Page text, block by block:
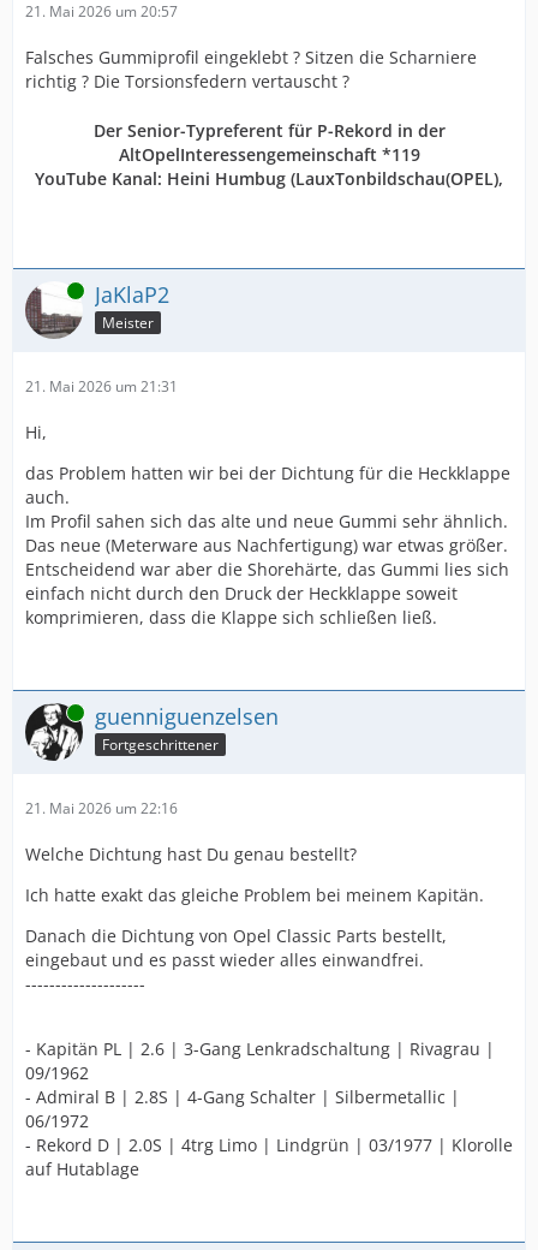
21. Mai 2026 um 20:57
Falsches Gummiprofil eingeklebt ? Sitzen die Scharniere
richtig ? Die Torsionsfedern vertauscht ?
Der Senior-Typreferent für P-Rekord in der
AltOpelInteressengemeinschaft *119
YouTube Kanal: Heini Humbug (LauxTonbildschau(OPEL),
Online JaKlaP2
Meister
21. Mai 2026 um 21:31
Hi,
das Problem hatten wir bei der Dichtung für die Heckklappe
auch.
Im Profil sahen sich das alte und neue Gummi sehr ähnlich.
Das neue (Meterware aus Nachfertigung) war etwas größer.
Entscheidend war aber die Shorehärte, das Gummi lies sich
einfach nicht durch den Druck der Heckklappe soweit
komprimieren, dass die Klappe sich schließen ließ.
Online guenniguenzelsen
Fortgeschrittener
21. Mai 2026 um 22:16
Welche Dichtung hast Du genau bestellt?
Ich hatte exakt das gleiche Problem bei meinem Kapitän.
Danach die Dichtung von Opel Classic Parts bestellt,
eingebaut und es passt wieder alles einwandfrei.
--------------------
- Kapitän PL | 2.6 | 3-Gang Lenkradschaltung | Rivagrau |
09/1962
- Admiral B | 2.8S | 4-Gang Schalter | Silbermetallic |
06/1972
- Rekord D | 2.0S | 4trg Limo | Lindgrün | 03/1977 | Klorolle
auf Hutablage